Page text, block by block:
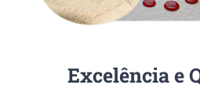
Excelência e